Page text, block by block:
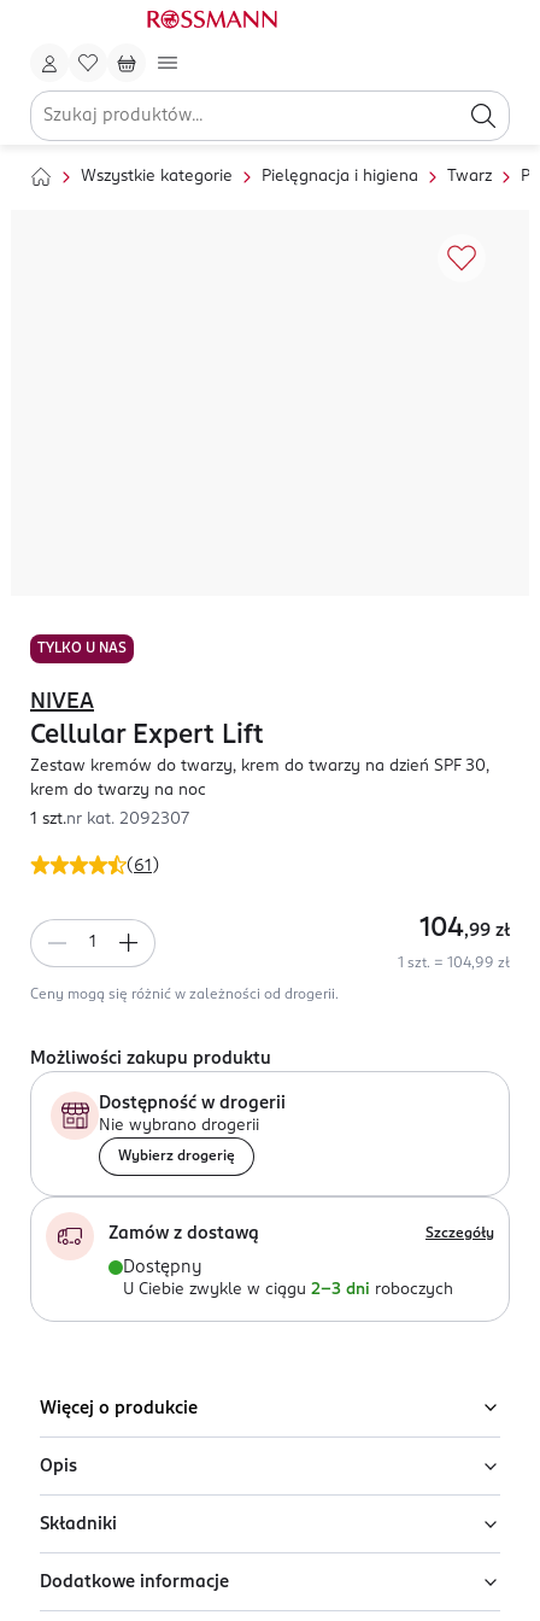
Wszystkie kategorie Pielęgnacja i higiena Twarz
TYLKO U NAS
( 61 )
NIVEA
Cellular Expert Lift
Zestaw kremów do twarzy, krem do twarzy na dzień SPF 30,
krem do twarzy na noc
1 szt.nr kat. 2092307
104,99 zł
1 szt. = 104,99 zł
Ceny mogą się różnić w zależności od drogerii.
Możliwości zakupu produktu
Dostępność w drogerii
Nie wybrano drogerii
Wybierz drogerię
Zamów z dostawą Szczegóły
Dostępny
U Ciebie zwykle w ciągu 2-3 dni roboczych
Więcej o produkcie
Opis
Zestaw na Dzień i na Noc NIVEA CELLULAR EXPERT LIFT
zawiera połączenie silnych składników
przeciwstarzeniowych które działają głęboko na
poziomie komórkowym sprawiając, że skóra wygląda
Składniki
Krem na dzień: Water, Glycerin, Methylpropanediol,
Tapioca Starch, Ethylhexyl Salicylate, Avobenzone,
Dodatkowe informacje